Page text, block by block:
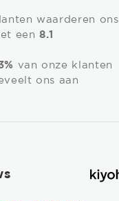
waarderen ons
een8.1
van onze klanten
ons aan